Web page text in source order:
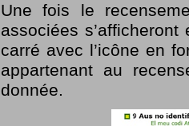
Une fois le
associées
carré avec l’icône en
appartenant au
donnée.